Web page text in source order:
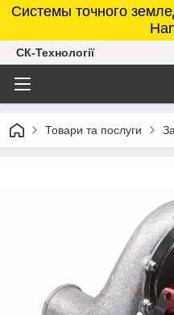
Системы точного
СК-Технології
Товари та послуги